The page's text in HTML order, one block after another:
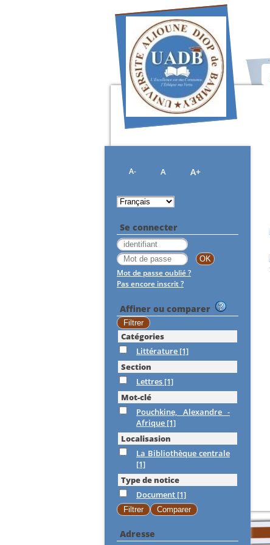
A- A A+
Se connecter
Mot de passe oublié ?
Pas encore inscrit ?
Affiner ou comparer
Catégories
Littérature [1]
Section
Lettres [1]
Mot-clé
Pouchkine, Alexandre -
Afrique [1]
Localisasion
La Bibliothèque centrale
[1]
Type de notice
Document [1]
Adresse